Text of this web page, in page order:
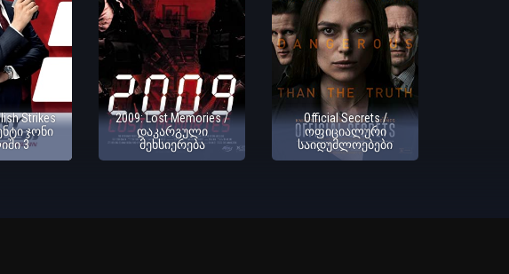
Strikes
ჯონი
3
2009: Lost Memories /
დაკარგული
მეხსიერება
Official Secrets /
ოფიციალური
საიდუმლოებები